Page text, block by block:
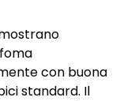
con buona
standard. Il